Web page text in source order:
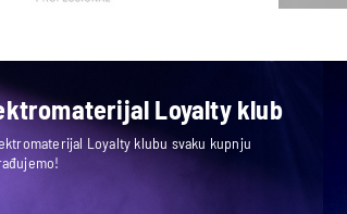
Loyalty klub
Loyalty klubu svaku kupnju